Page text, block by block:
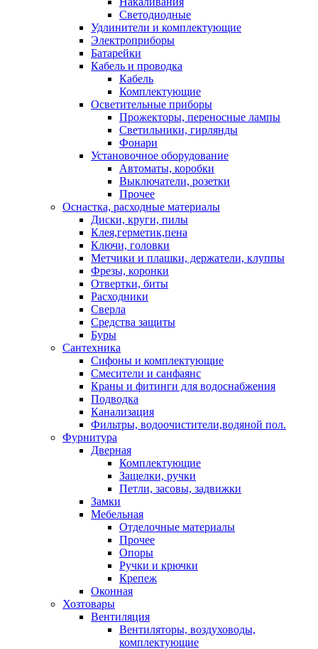
Светодиодные
Удлинители и комплектующие
Электроприборы
Батарейки
Кабель и проводка
Кабель
Комплектующие
Осветительные приборы
Прожекторы, переносные лампы
Светильники, гирлянды
Фонари
Установочное оборудование
Автоматы, коробки
Выключатели, розетки
Прочее
Оснастка, расходные материалы
Диски, круги, пилы
Клея,герметик,пена
Ключи, головки
Метчики и плашки, держатели, клуппы
Фрезы, коронки
Отвертки, биты
Расходники
Сверла
Средства защиты
Буры
Сантехника
Сифоны и комплектующие
Смесители и санфаянс
Краны и фитинги для водоснабжения
Подводка
Канализация
Фильтры, водоочистители,водяной пол.
Фурнитура
Дверная
Комплектующие
Защелки, ручки
Петли, засовы, задвижки
Замки
Мебельная
Отделочные материалы
Прочее
Опоры
Ручки и крючки
Крепеж
Оконная
Хозтовары
Вентиляция
Вентиляторы, воздуховоды,
комплектующие